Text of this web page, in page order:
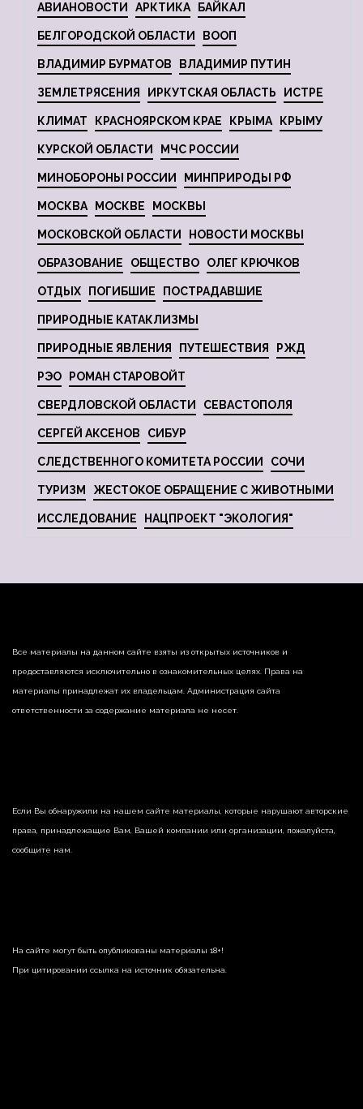
АВИАНОВОСТИ АРКТИКА БАЙКАЛ
БЕЛГОРОДСКОЙ ОБЛАСТИ ВООП
ВЛАДИМИР БУРМАТОВ ВЛАДИМИР ПУТИН
ЗЕМЛЕТРЯСЕНИЯ ИРКУТСКАЯ ОБЛАСТЬ ИСТРЕ
КЛИМАТ КРАСНОЯРСКОМ КРАЕ КРЫМА КРЫМУ
КУРСКОЙ ОБЛАСТИ МЧС РОССИИ
МИНОБОРОНЫ РОССИИ МИНПРИРОДЫ РФ
МОСКВА МОСКВЕ МОСКВЫ
МОСКОВСКОЙ ОБЛАСТИ НОВОСТИ МОСКВЫ
ОБРАЗОВАНИЕ ОБЩЕСТВО ОЛЕГ КРЮЧКОВ
ОТДЫХ ПОГИБШИЕ ПОСТРАДАВШИЕ
ПРИРОДНЫЕ КАТАКЛИЗМЫ
ПРИРОДНЫЕ ЯВЛЕНИЯ ПУТЕШЕСТВИЯ РЖД
РЭО РОМАН СТАРОВОЙТ
СВЕРДЛОВСКОЙ ОБЛАСТИ СЕВАСТОПОЛЯ
СЕРГЕЙ АКСЕНОВ СИБУР
СЛЕДСТВЕННОГО КОМИТЕТА РОССИИ СОЧИ
ТУРИЗМ ЖЕСТОКОЕ ОБРАЩЕНИЕ С ЖИВОТНЫМИ
ИССЛЕДОВАНИЕ НАЦПРОЕКТ "ЭКОЛОГИЯ"
Все материалы на данном сайте взяты из открытых источников и
предоставляются исключительно в ознакомительных целях. Права на
материалы принадлежат их владельцам. Администрация сайта
ответственности за содержание материала не несет.
Если Вы обнаружили на нашем сайте материалы, которые нарушают авторские
права, принадлежащие Вам, Вашей компании или организации, пожалуйста,
сообщите нам.
На сайте могут быть опубликованы материалы 18+!
При цитировании ссылка на источник обязательна.